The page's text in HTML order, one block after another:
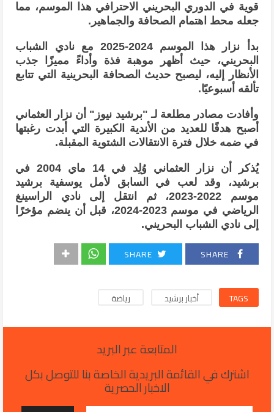
قوية في الدوري البحريني الاحترافي هذا الموسم، مما
جعله محط اهتمام الصحافة والجماهير.
بدأ نزار هذا الموسم 2024-2025 مع نادي الشباب
البحريني، حيث أظهر موهبة فذة وأداءً مميزًا جذب
الأنظار إليه، ليصبح حديث الصحافة البحرينية التي تتابع
تألقه أسبوعيًا.
وأفادت مصادر مطلعة لـ "برشيد نيوز" أن نزار العثماني
أصبح هدفًا للعديد من الأندية الكبيرة التي أبدت رغبتها
في ضمه خلال فترة الانتقالات الشتوية المقبلة.
يُذكر أن نزار العثماني وُلِد في 14 ماي 2004 في
برشيد، وقد لعب في السابق لأمل يوسفية برشيد
موسم 2022-2023، ثم انتقل إلى نادي الراسينغ
الرياضي في موسم 2023-2024، قبل أن ينضم مؤخرًا
إلى نادي الشباب البحريني.
SHARE
SHARE
TAGS أخبار برشيد رياضة
المتابعة عبر البريد
اشترك في القائمة البريدية الخاصة بنا للتوصل بكل
الاخبار الحصرية